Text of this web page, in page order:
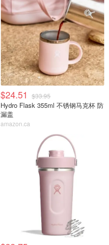
$24.51 $33.95
Hydro Flask 355ml 不锈钢马克杯 防
漏盖
amazon.ca